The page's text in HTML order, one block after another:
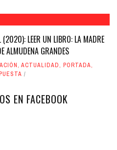
(2020): LEER UN LIBRO: LA MADRE
ALMUDENA GRANDES
, ACTUALIDAD, PORTADA,
EN FACEBOOK